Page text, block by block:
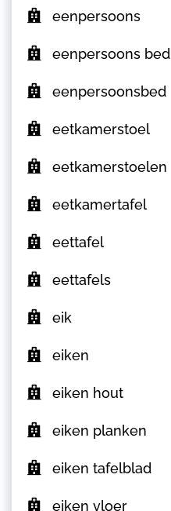
eenpersoons
eenpersoons bed
eenpersoonsbed
eetkamerstoel
eetkamerstoelen
eetkamertafel
eettafel
eettafels
eik
eiken
eiken hout
eiken planken
eiken tafelblad
eiken vloer